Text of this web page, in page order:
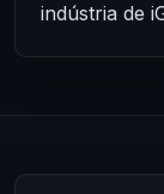
indústria de